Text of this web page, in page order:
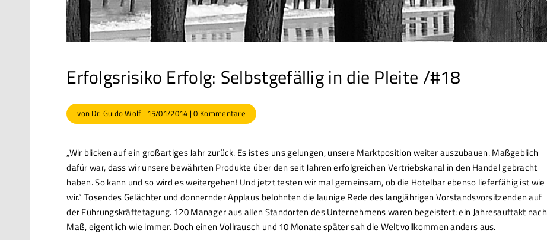
Erfolgsrisiko Erfolg: Selbstgefällig in die Pleite /#18
von Dr. Guido Wolf| 15/01/2014 |0 Kommentare
„Wir blicken auf ein großartiges Jahr zurück. Es ist es uns gelungen, unsere Marktposition weiter auszubauen. Maßgeblich
dafür war, dass wir unsere bewährten Produkte über den seit Jahren erfolgreichen Vertriebskanal in den Handel gebracht
haben. So kann und so wird es weitergehen! Und jetzt testen wir mal gemeinsam, ob die Hotelbar ebenso lieferfähig ist wie
wir.“ Tosendes Gelächter und donnernder Applaus belohnten die launige Rede des langjährigen Vorstandsvorsitzenden auf
der Führungskräftetagung. 120 Manager aus allen Standorten des Unternehmens waren begeistert: ein Jahresauftakt nach
Maß, eigentlich wie immer. Doch einen Vollrausch und 10 Monate später sah die Welt vollkommen anders aus.